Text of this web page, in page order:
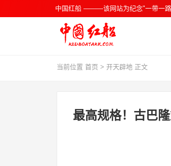
中国红船 ———该网站为纪念"一带一路
当前位置 首页 > 开天辟地 正文
最高规格！古巴